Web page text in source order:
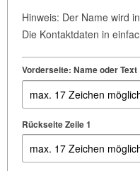
Hinweis: Der Name wird
Die Kontaktdaten in
Vorderseite: Name oder Text
Rückseite Zeile 1